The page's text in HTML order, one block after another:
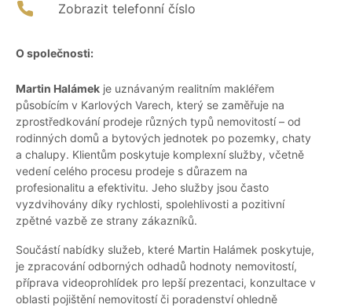
Zobrazit telefonní číslo
O společnosti:
Martin Halámek je uznávaným realitním makléřem
působícím v Karlových Varech, který se zaměřuje na
zprostředkování prodeje různých typů nemovitostí – od
rodinných domů a bytových jednotek po pozemky, chaty
a chalupy. Klientům poskytuje komplexní služby, včetně
vedení celého procesu prodeje s důrazem na
profesionalitu a efektivitu. Jeho služby jsou často
vyzdvihovány díky rychlosti, spolehlivosti a pozitivní
zpětné vazbě ze strany zákazníků.
Součástí nabídky služeb, které Martin Halámek poskytuje,
je zpracování odborných odhadů hodnoty nemovitostí,
příprava videoprohlídek pro lepší prezentaci, konzultace v
oblasti pojištění nemovitostí či poradenství ohledně